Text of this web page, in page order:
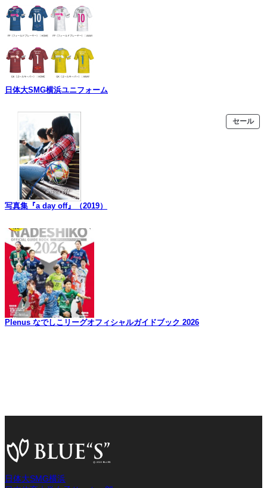
日体大SMG横浜ユニフォーム
セール販
売
写真集『a day off』（2019）
Plenus なでしこリーグオフィシャルガイドブック 2026
日体大SMG横浜